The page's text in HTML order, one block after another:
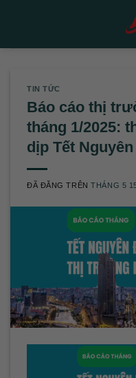
TIN TỨC
Báo cáo thị
tháng 1/2025:
dịp Tết
ĐÃ ĐĂNG TRÊNTHÁNG 5